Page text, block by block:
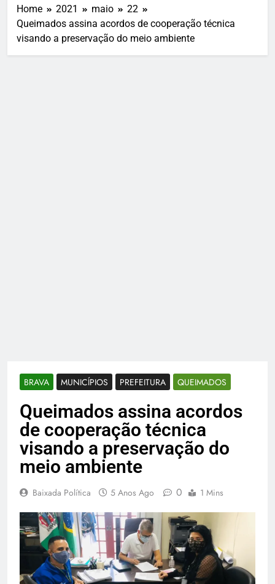
Home 2021 maio
22
Queimados assina acordos de cooperação técnica
visando a preservação do meio ambiente
BRAVA MUNICÍPIOS PREFEITURA QUEIMADOS
Queimados assina acordos
de cooperação técnica
visando a preservação do
meio ambiente
Baixada Política 5 Anos Ago 0 1 Mins